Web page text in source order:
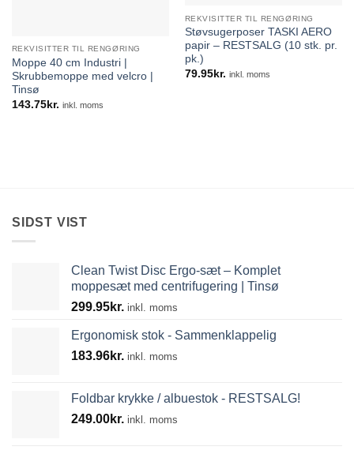
REKVISITTER TIL RENGØRING
Moppe 40 cm Industri |
Skrubbemoppe med velcro |
Tinsø
143.75kr. inkl. moms
REKVISITTER TIL RENGØRING
Støvsugerposer TASKI AERO
papir – RESTSALG (10 stk. pr.
pk.)
79.95kr. inkl. moms
SIDST VIST
Clean Twist Disc Ergo-sæt – Komplet
moppesæt med centrifugering | Tinsø
299.95kr. inkl. moms
Ergonomisk stok - Sammenklappelig
183.96kr. inkl. moms
Foldbar krykke / albuestok - RESTSALG!
249.00kr. inkl. moms